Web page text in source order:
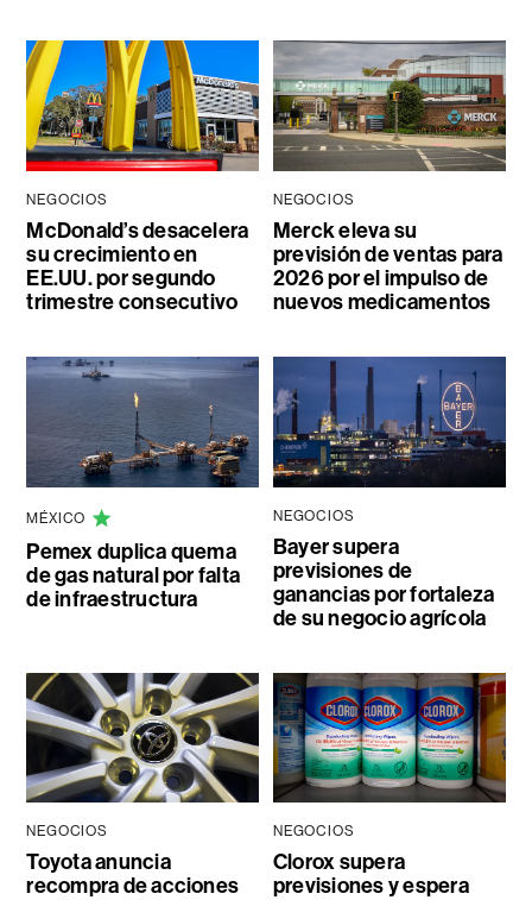
NEGOCIOS
McDonald’s desacelera
su crecimiento en
EE.UU. por segundo
trimestre consecutivo
NEGOCIOS
Merck eleva su
previsión de ventas para
2026 por el impulso de
nuevos medicamentos
MÉXICO
Pemex duplica quema
de gas natural por falta
de infraestructura
NEGOCIOS
Bayer supera
previsiones de
ganancias por fortaleza
de su negocio agrícola
NEGOCIOS
Toyota anuncia
recompra de acciones
NEGOCIOS
Clorox supera
previsiones y espera